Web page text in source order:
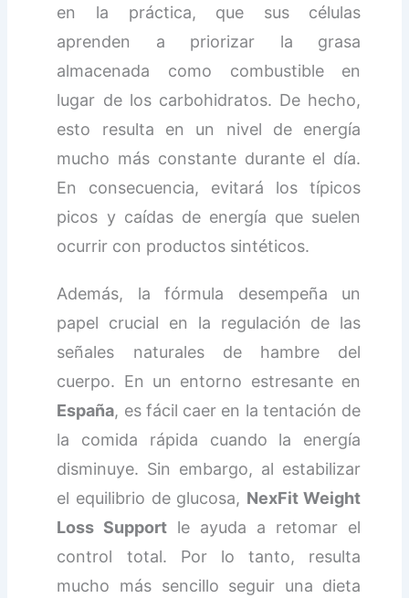
en la práctica, que sus células
aprenden a priorizar la grasa
almacenada como combustible en
lugar de los carbohidratos. De hecho,
esto resulta en un nivel de energía
mucho más constante durante el día.
En consecuencia, evitará los típicos
picos y caídas de energía que suelen
ocurrir con productos sintéticos.
Además, la fórmula desempeña un
papel crucial en la regulación de las
señales naturales de hambre del
cuerpo. En un entorno estresante en
España, es fácil caer en la tentación de
la comida rápida cuando la energía
disminuye. Sin embargo, al estabilizar
el equilibrio de glucosa, NexFit Weight
Loss Support le ayuda a retomar el
control total. Por lo tanto, resulta
mucho más sencillo seguir una dieta